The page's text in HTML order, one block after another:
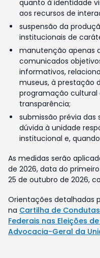
quanto à identidade
aos recursos de
suspensão da
institucionais de
manutenção apenas
comunicados
informativos,
museus, à prestação
programação cultural
transparência;
submissão prévia
dúvida à unidade
institucional e,
As medidas serão
de 2026, data do
25 de outubro de 2026,
Orientações detalhadas
na Cartilha de
Federais nas Eleições
Advocacia-Geral da